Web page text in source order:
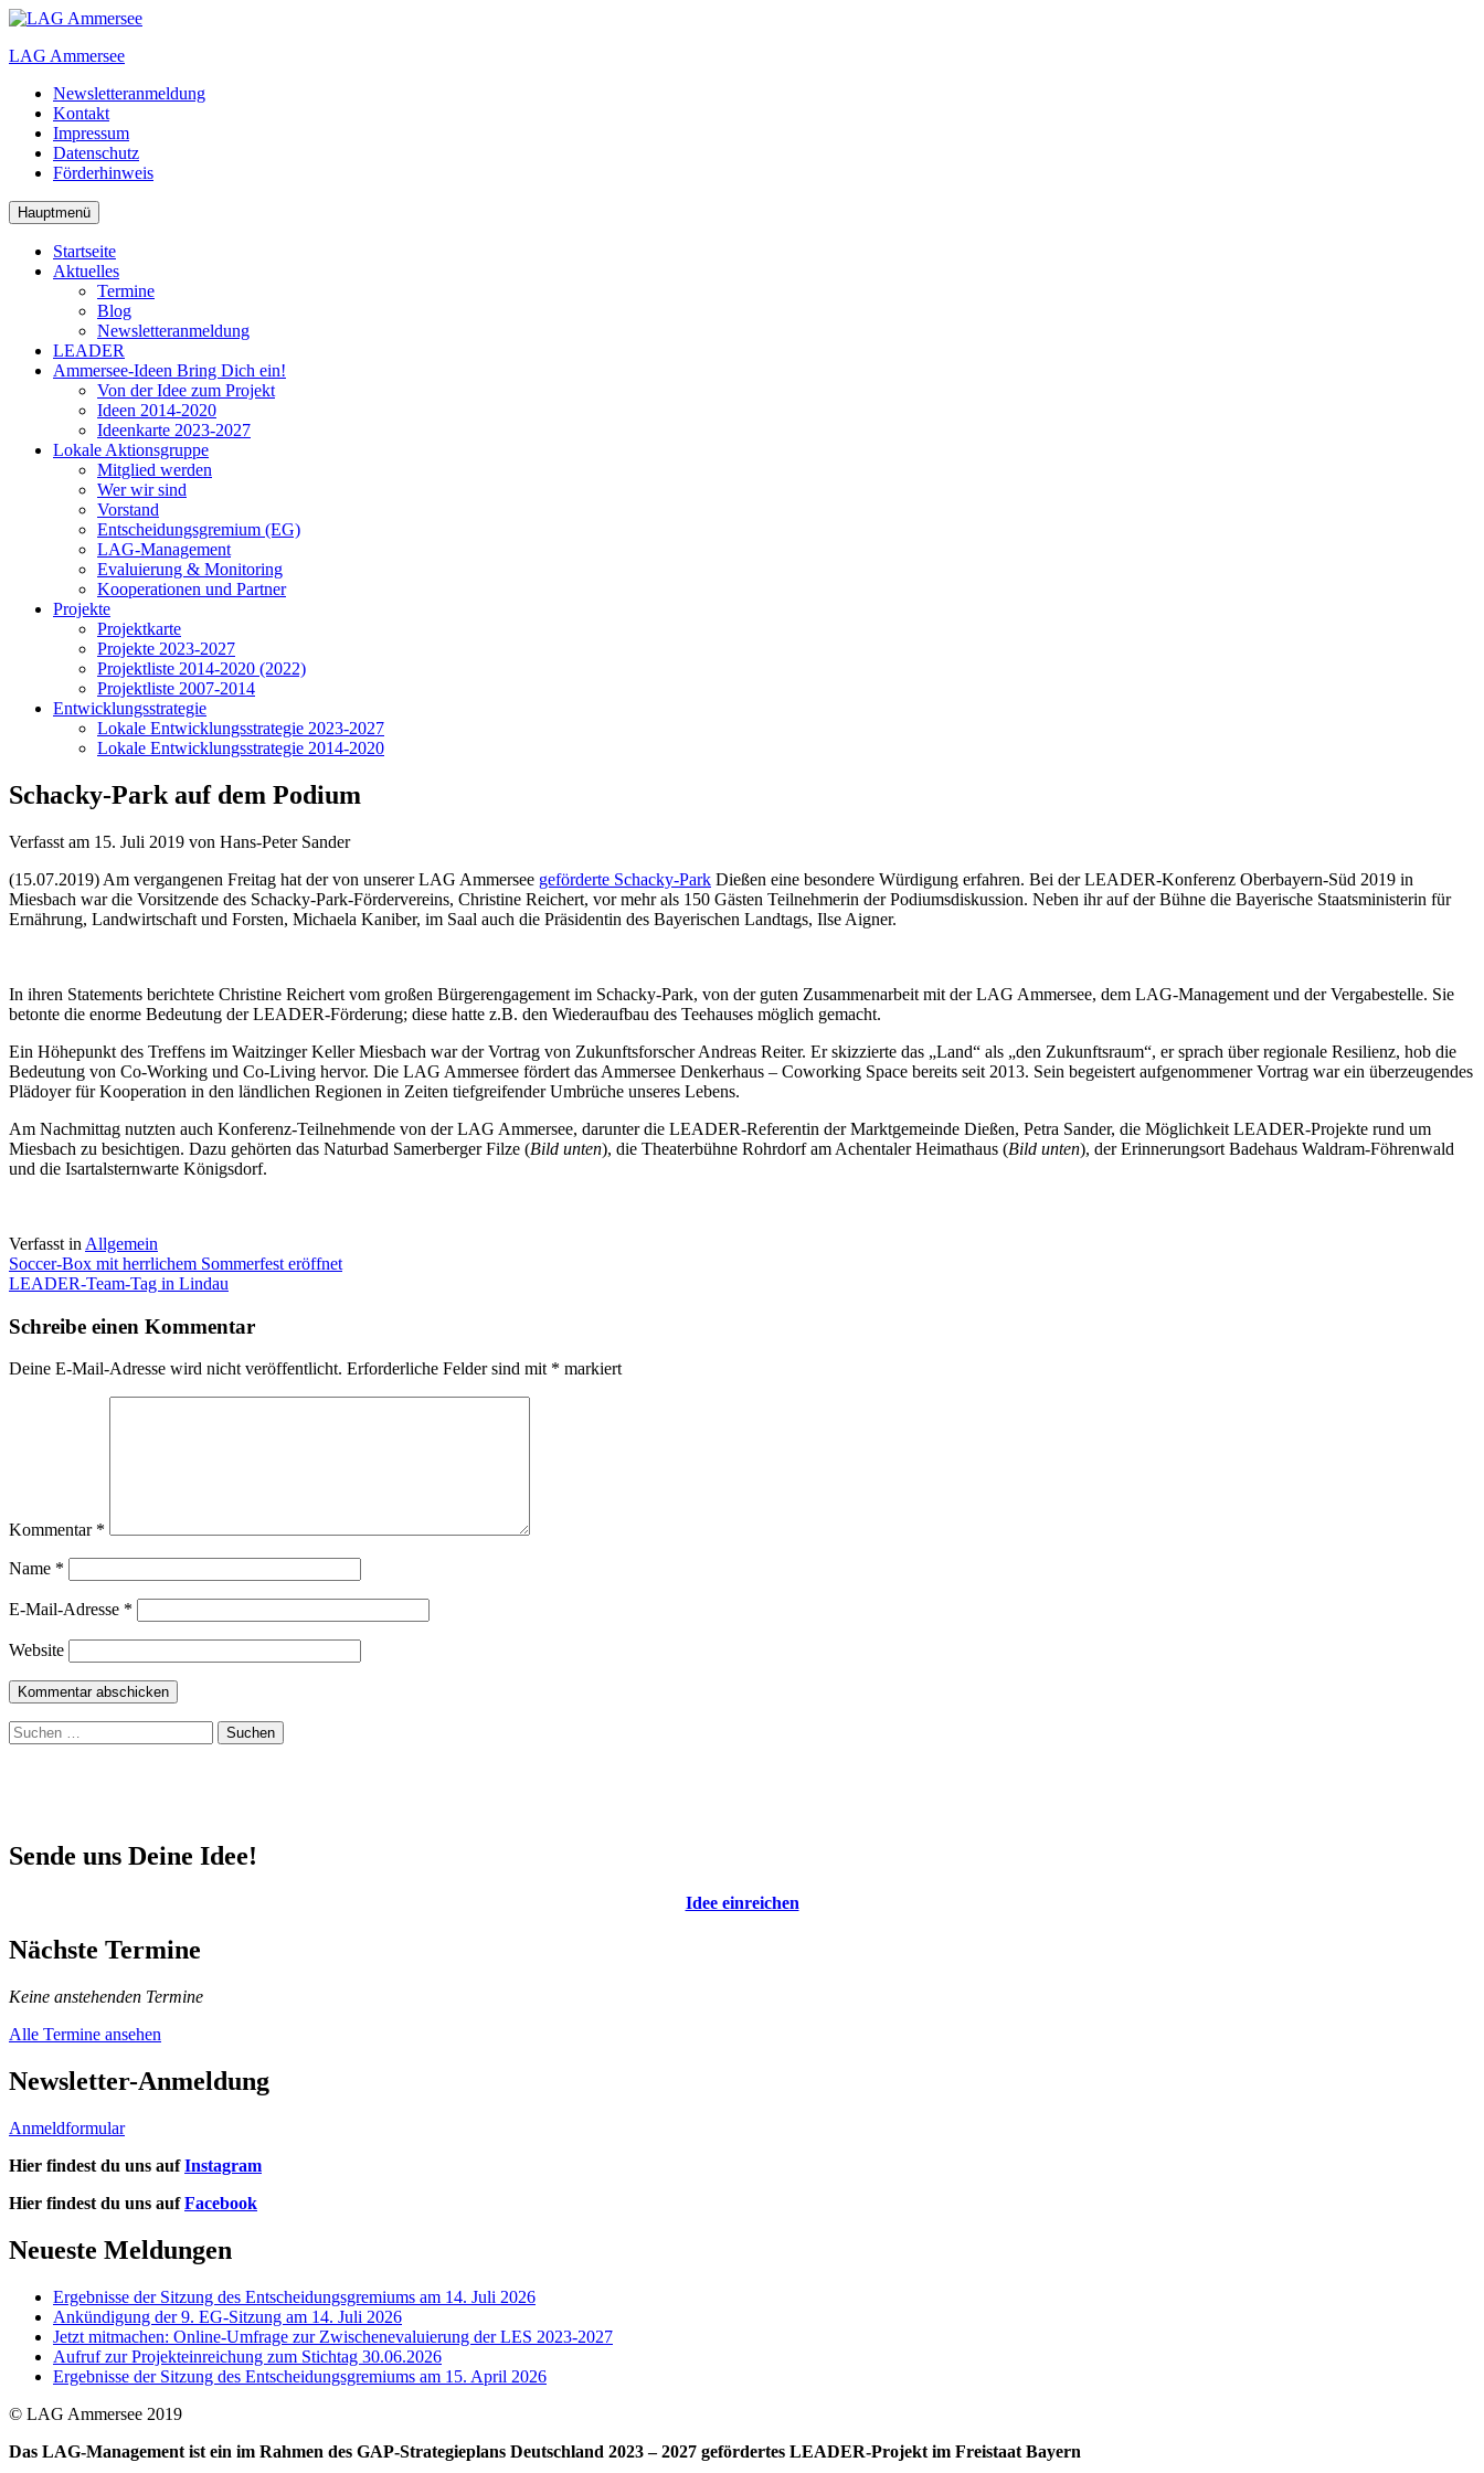
Zum
springen
LAG Ammersee
Newsletteranmeldung
Kontakt
Impressum
Datenschutz
Förderhinweis
Hauptmenü
Startseite
Aktuelles
Termine
Blog
Newsletteranmeldung
LEADER
Ammersee-Ideen Bring Dich ein!
Von der Idee zum Projekt
Ideen 2014-2020
Ideenkarte 2023-2027
Lokale Aktionsgruppe
Mitglied werden
Wer wir sind
Vorstand
Entscheidungsgremium (EG)
LAG-Management
Evaluierung & Monitoring
Kooperationen und Partner
Projekte
Projektkarte
Projekte 2023-2027
Projektliste 2014-2020 (2022)
Projektliste 2007-2014
Entwicklungsstrategie
Lokale Entwicklungsstrategie 2023-2027
Lokale Entwicklungsstrategie 2014-2020
Schacky-Park auf dem Podium
Verfasst am 15. Juli 2019 von Hans-Peter Sander
(15.07.2019) Am vergangenen Freitag hat der von unserer LAG Ammersee geförderte Schacky-Park Dießen eine besondere Würdigung erfahren. Bei der LEADER-Konferenz Oberbayern-Süd 2019 in
Miesbach war die Vorsitzende des Schacky-Park-Fördervereins, Christine Reichert, vor mehr als 150 Gästen Teilnehmerin der Podiumsdiskussion. Neben ihr auf der Bühne die Bayerische Staatsministerin für
Ernährung, Landwirtschaft und Forsten, Michaela Kaniber, im Saal auch die Präsidentin des Bayerischen Landtags, Ilse Aigner.
In ihren Statements berichtete Christine Reichert vom großen Bürgerengagement im Schacky-Park, von der guten Zusammenarbeit mit der LAG Ammersee, dem LAG-Management und der Vergabestelle. Sie
betonte die enorme Bedeutung der LEADER-Förderung; diese hatte z.B. den Wiederaufbau des Teehauses möglich gemacht.
Ein Höhepunkt des Treffens im Waitzinger Keller Miesbach war der Vortrag von Zukunftsforscher Andreas Reiter. Er skizzierte das „Land“ als „den Zukunftsraum“, er sprach über regionale Resilienz, hob die
Bedeutung von Co-Working und Co-Living hervor. Die LAG Ammersee fördert das Ammersee Denkerhaus – Coworking Space bereits seit 2013. Sein begeistert aufgenommener Vortrag war ein überzeugendes
Plädoyer für Kooperation in den ländlichen Regionen in Zeiten tiefgreifender Umbrüche unseres Lebens.
Am Nachmittag nutzten auch Konferenz-Teilnehmende von der LAG Ammersee, darunter die LEADER-Referentin der Marktgemeinde Dießen, Petra Sander, die Möglichkeit LEADER-Projekte rund um
Miesbach zu besichtigen. Dazu gehörten das Naturbad Samerberger Filze (Bild unten), die Theaterbühne Rohrdorf am Achentaler Heimathaus (Bild unten), der Erinnerungsort Badehaus Waldram-Föhrenwald
und die Isartalsternwarte Königsdorf.
Verfasst in Allgemein
Beitragsnavigation
Soccer-Box mit herrlichem Sommerfest eröffnet
LEADER-Team-Tag in Lindau
Schreibe einen Kommentar
Deine E-Mail-Adresse wird nicht veröffentlicht. Erforderliche Felder sind mit * markiert
Kommentar *
Name *
E-Mail-Adresse *
Website
Suchen
nach:
Sende uns Deine Idee!
Idee einreichen
Nächste Termine
Keine anstehenden Termine
Alle Termine ansehen
Newsletter-Anmeldung
Anmeldformular
Hier findest du uns aufInstagram
Hier findest du uns aufFacebook
Neueste Meldungen
Ergebnisse der Sitzung des Entscheidungsgremiums am 14. Juli 2026
Ankündigung der 9. EG-Sitzung am 14. Juli 2026
Jetzt mitmachen: Online-Umfrage zur Zwischenevaluierung der LES 2023-2027
Aufruf zur Projekteinreichung zum Stichtag 30.06.2026
Ergebnisse der Sitzung des Entscheidungsgremiums am 15. April 2026
© LAG Ammersee 2019
Das LAG-Management ist ein im Rahmen des GAP-Strategieplans Deutschland 2023 – 2027 gefördertes LEADER-Projekt im Freistaat Bayern